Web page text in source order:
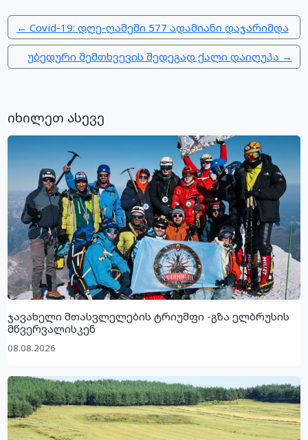
← Covid-19: დღე-ღამეში 577 ადამიანი დაჯარიმდა
უბედური შემთხვევის შედეგად ქალი დაიღუპა →
იხილეთ ასევე
ჯავახელი მთასვლელების ტრიუმფი -გზა ელბრუსის
მწვერვალისკენ
08.08.2026